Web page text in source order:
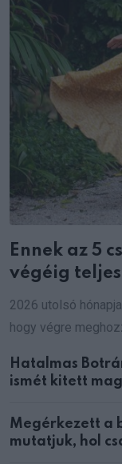
Ennek az 5
végéig
2026 utolsó
hogy végre
Hatalmas
ismét kitett
Megérkezett a
mutatjuk, hol